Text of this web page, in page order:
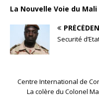
La Nouvelle Voie du Mali
Securité
Centre International de
La colère du Colonel